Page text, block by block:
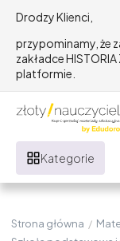
Drodzy Klienci,
przypominamy, że
zakładce
platformie.
Kategorie
Strona główna /